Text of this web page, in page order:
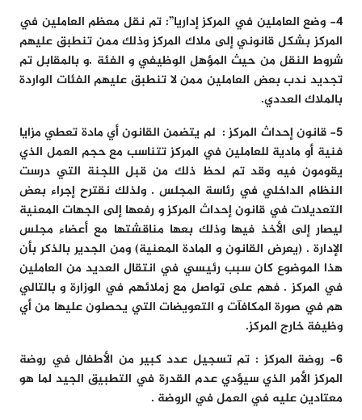
4- وضع العاملين في المركز إداريا”: تم نقل معظم العاملين في
المركز بشكل قانوني إلى ملاك المركز وذلك ممن تنطبق عليهم
شروط النقل من حيث المؤهل الوظيفي و الفئة .و بالمقابل تم
تجديد ندب بعض العاملين ممن لا تنطبق عليهم الفئات الواردة
بالملاك العددي.
5- قانون إحداث المركز : لم يتضمن القانون أي مادة تعطي مزايا
فنية أو مادية للعاملين في المركز تتناسب مع حجم العمل الذي
يقومون فيه وقد تم لحظ ذلك من قبل اللجنة التي درست
النظام الداخلي في رئاسة المجلس . ولذلك نقترح إجراء بعض
التعديلات في قانون إحداث المركز و رفعها إلى الجهات المعنية
ليصار إلى الأخذ فيها وذلك بعها مناقشتها مع أعضاء مجلس
الإدارة . (يعرض القانون و المادة المعنية) ومن الجدير بالذكر بأن
هذا الموضوع كان سبب رئيسي في انتقال العديد من العاملين
في المركز . فهم على تواصل مع زملائهم في الوزارة و بالتالي
هم في صورة المكافآت و التعويضات التي يحصلون عليها من أي
وظيفة خارج المركز.
6-
روضة المركز : تم تسجيل عدد كبير من الأطفال في روضة
المركز الأمر الذي سيؤدي عدم القدرة في التطبيق الجيد لما هو
معتادين عليه في العمل في الروضة .